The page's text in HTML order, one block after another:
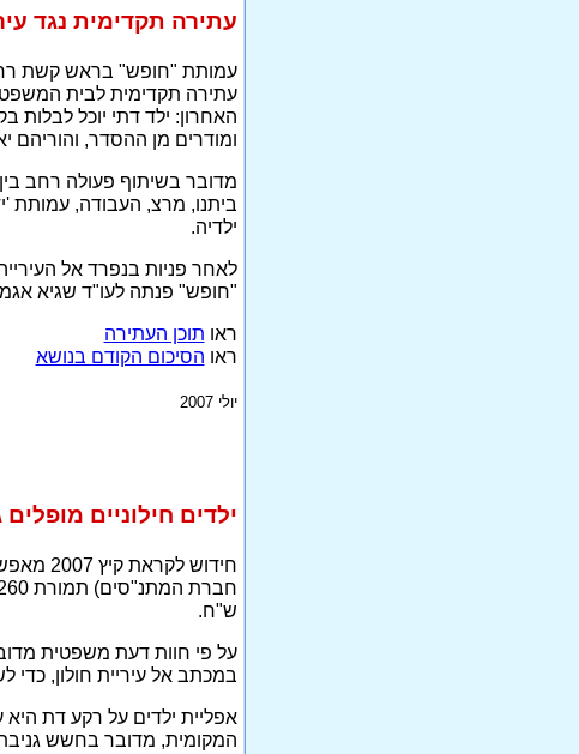
עתירה תקדימית נגד
עמותת "חופש" בראש קשת
עתירה תקדימית לבית המשפט
ומודרים מן ההסדר, והוריהם יאלצו
מדובר בשיתוף פעולה רחב
ביתנו, מרצ, העבודה, עמותת
ילדיה.
לאחר פניות בנפרד אל
"חופש" פנתה לעו"ד שגיא
ראו תוכן העתירה
ראו הסיכום הקודם בנושא
יולי 2007
ילדים חילוניים
חידוש
ש"ח.
על פי חוות דעת משפטית
במכתב אל עיריית חולון,
אפליית ילדים על רקע דת היא
המקומית, מדובר בחשש גניבת